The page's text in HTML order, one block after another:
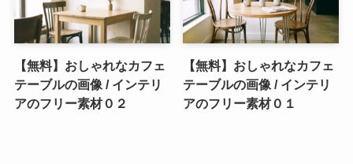
【無料】おしゃれなカフェ
テーブルの画像 / インテリ
アのフリー素材０２
【無料】おしゃれなカフェ
テーブルの画像 / インテリ
アのフリー素材０１